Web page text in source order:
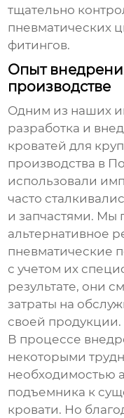
тщательно
пневматических
фитингов.
Опыт
производстве
Одним из наших
разработка и
кроватей для
производства в
использовали
часто
и запчастями.
альтернативное
пневматические
с учетом их
результате, они
затраты на
своей продукции.
В процессе
некоторыми
необходимостью
подъемника к
кровати. Но